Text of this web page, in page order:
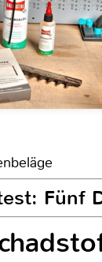
Fünf